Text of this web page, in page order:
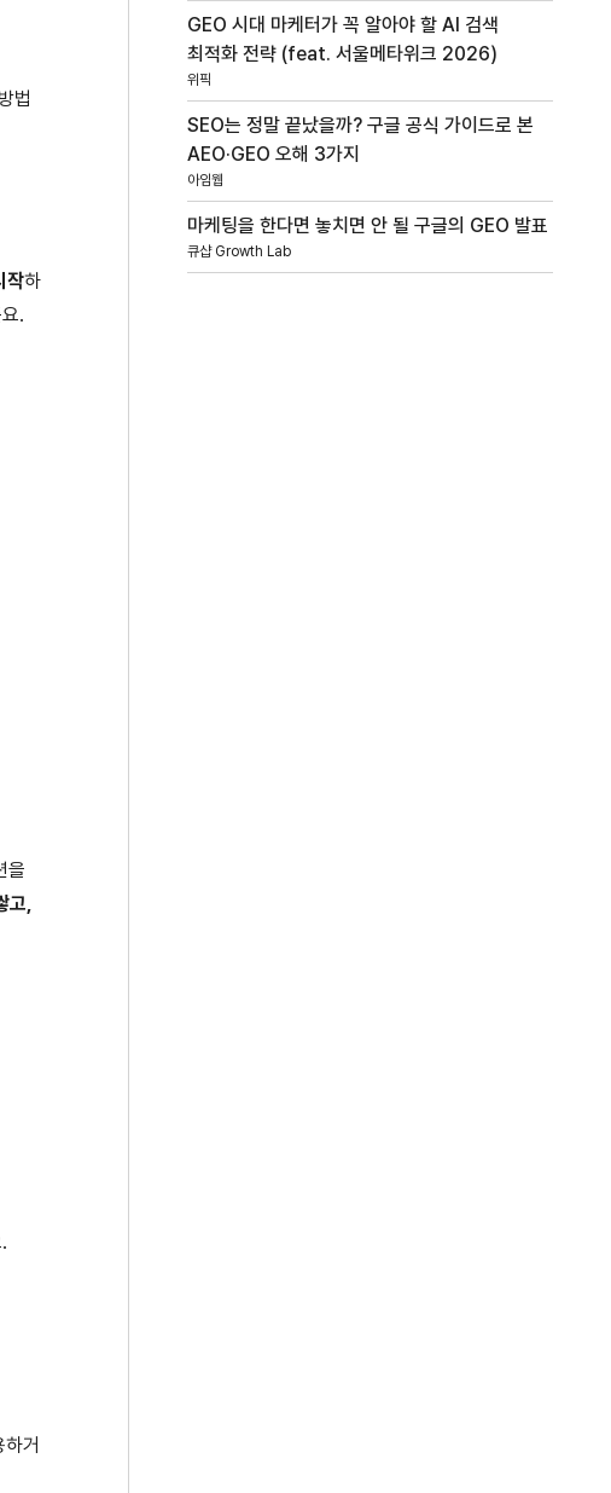
법
작하
.
을
고,
거
GEO 시대 마케터가 꼭 알아야 할 AI 검색
최적화 전략 (feat. 서울메타위크 2026)
위픽
SEO는 정말 끝났을까? 구글 공식 가이드로 본
AEO·GEO 오해 3가지
아임웹
마케팅을 한다면 놓치면 안 될 구글의 GEO 발표
큐샵 Growth Lab